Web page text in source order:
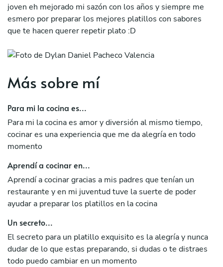
joven eh mejorado mi sazón con los años y siempre me
esmero por preparar los mejores platillos con sabores
que te hacen querer repetir plato :D
Más sobre mí
Para mi la cocina es...
Para mi la cocina es amor y diversión al mismo tiempo,
cocinar es una experiencia que me da alegría en todo
momento
Aprendí a cocinar en...
Aprendí a cocinar gracias a mis padres que tenían un
restaurante y en mi juventud tuve la suerte de poder
ayudar a preparar los platillos en la cocina
Un secreto...
El secreto para un platillo exquisito es la alegría y nunca
dudar de lo que estas preparando, si dudas o te distraes
todo puedo cambiar en un momento